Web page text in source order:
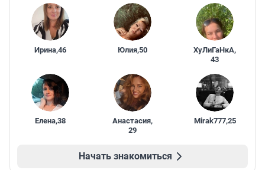
Ирина,46 Юлия,50 ХуЛиГаНкА,
43
Елена,38 Анастасия,
29
Mirak777,25
Начать знакомиться